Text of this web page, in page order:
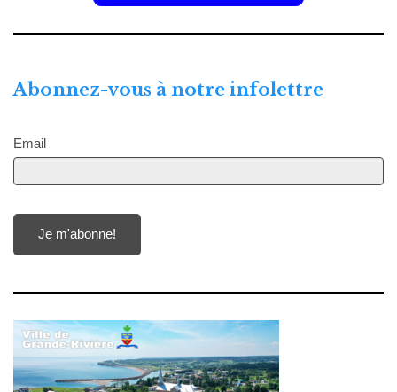
Abonnez-vous à notre infolettre
Email
Je m'abonne!